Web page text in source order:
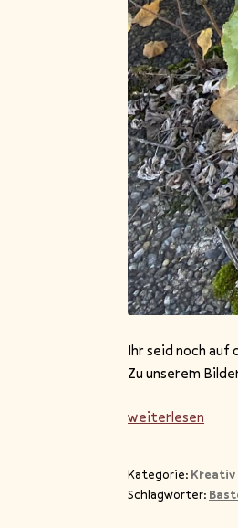
Ihr seid noch auf
Zu unserem
Eine
weiterlesen
Kategorie: Kreativ
Schlagwörter: